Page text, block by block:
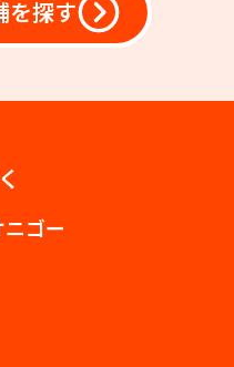
を探す
ニゴー